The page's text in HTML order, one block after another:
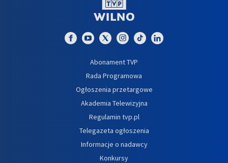
Abonament TVP
Rada Programowa
Ogłoszenia przetargowe
Akademia Telewizyjna
Regulamin tvp.pl
Telegazeta ogłoszenia
Informacje o nadawcy
Konkursy